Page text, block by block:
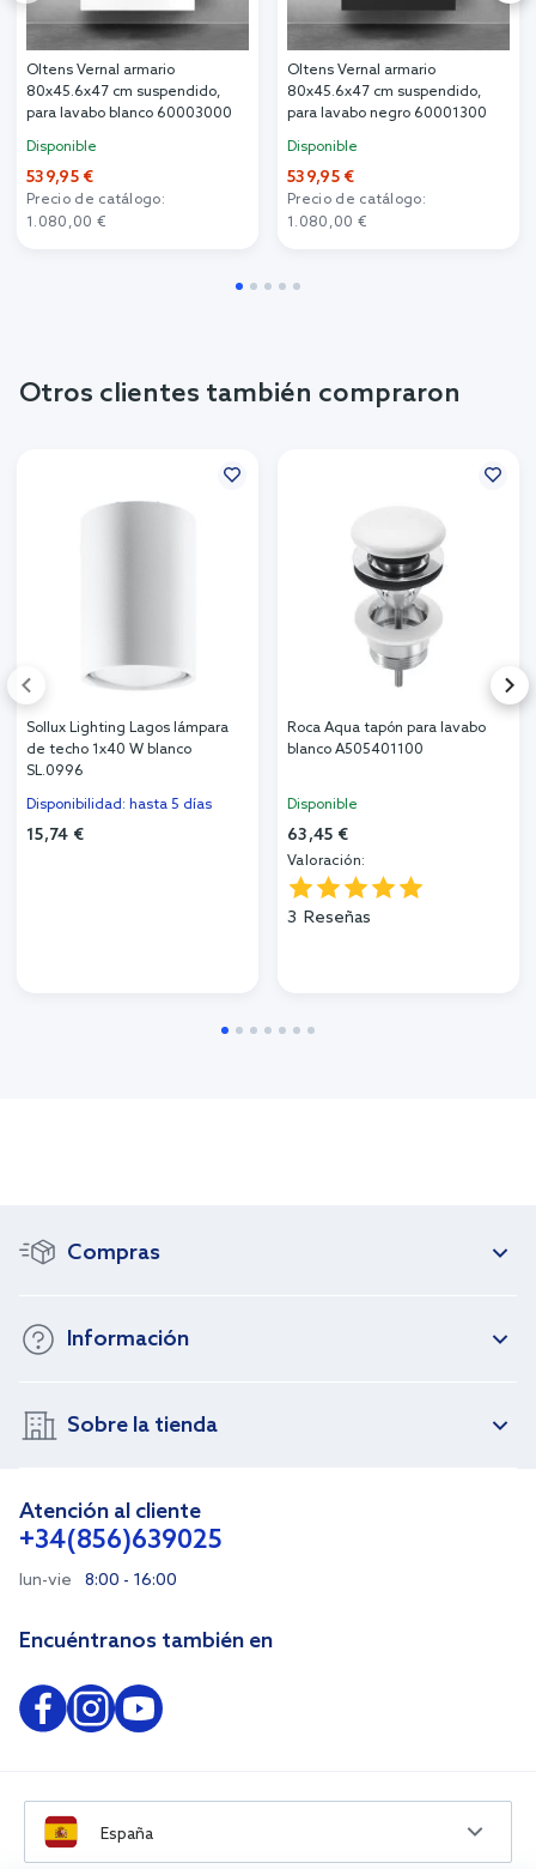
Oltens Vernal armario
80x45.6x47 cm suspendido,
para lavabo blanco 60003000
Disponible
539,95 €
Precio de catálogo:
1.080,00 €
Oltens Vernal armario
80x45.6x47 cm suspendido,
para lavabo negro 60001300
Disponible
539,95 €
Precio de catálogo:
1.080,00 €
Otros clientes también compraron
Sollux Lighting Lagos lámpara
de techo 1x40 W blanco
SL.0996
Disponibilidad: hasta 5 días
15,74 €
Roca Aqua tapón para lavabo
blanco A505401100
Disponible
63,45 €
Valoración:
3 Reseñas
Compras
Información
Sobre la tienda
Atención al cliente
+34(856)639025
lun-vie 8:00 - 16:00
Encuéntranos también en
España